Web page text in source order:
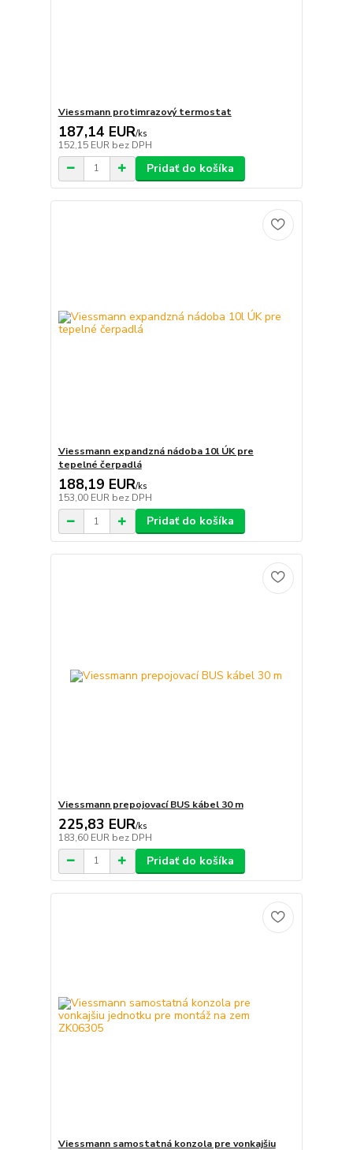
Viessmann protimrazový termostat
187,14 EUR/ks
152,15 EUR bez DPH
Pridať do košíka
Viessmann expandzná nádoba 10l ÚK pre
tepelné čerpadlá
188,19 EUR/ks
153,00 EUR bez DPH
Pridať do košíka
Viessmann prepojovací BUS kábel 30 m
225,83 EUR/ks
183,60 EUR bez DPH
Pridať do košíka
Viessmann samostatná konzola pre vonkajšiu